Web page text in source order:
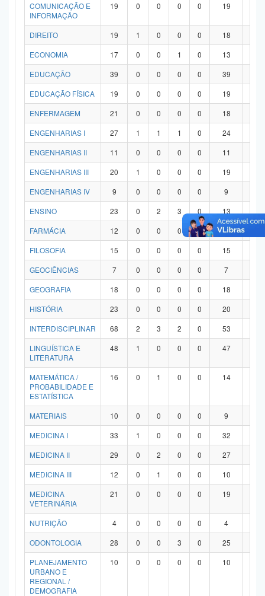
COMUNICAÇÃO E
INFORMAÇÃO
19 0 0 0 0 19
DIREITO 19 1 0 0 0 18
ECONOMIA
17 0 0 1 0 13
EDUCAÇÃO
39 0 0 0 0 39
EDUCAÇÃO FÍSICA
19 0 0 0 0 19
ENFERMAGEM
21 0 0 0 0 18
ENGENHARIAS I
27 1 1 1 0 24
ENGENHARIAS II
11 0 0 0 0 11
ENGENHARIAS III
20 1 0 0 0 19
ENGENHARIAS IV
9 0 0 0 0 9
ENSINO
23 0 2 3 0 13
FARMÁCIA
12 0 0 0 0 12
FILOSOFIA
15 0 0 0 0 15
GEOCIÊNCIAS
7 0 0 0 0 7
GEOGRAFIA
18 0 0 0 0 18
HISTÓRIA
23 0 0 0 0 20
INTERDISCIPLINAR
68 2 3 2 0 53
LINGUÍSTICA E
LITERATURA
48 1 0 0 0 47
MATEMÁTICA /
PROBABILIDADE E
ESTATÍSTICA
16 0 1 0 0 14
MATERIAIS 10 0 0 0 0 9
MEDICINA I
33 1 0 0 0 32
MEDICINA II
29 0 2 0 0 27
MEDICINA III
12 0 1 0 0 10
MEDICINA
VETERINÁRIA
21 0 0 0 0 19
NUTRIÇÃO 4 0 0 0 0 4
ODONTOLOGIA
28 0 0 3 0 25
PLANEJAMENTO
URBANO E
REGIONAL /
DEMOGRAFIA
10 0 0 0 0 10